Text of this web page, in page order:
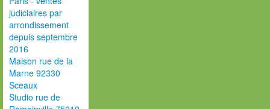
judiciaires par
arrondissement
depuis septembre
2016
Maison rue de la
Marne 92330
Sceaux
Studio rue de